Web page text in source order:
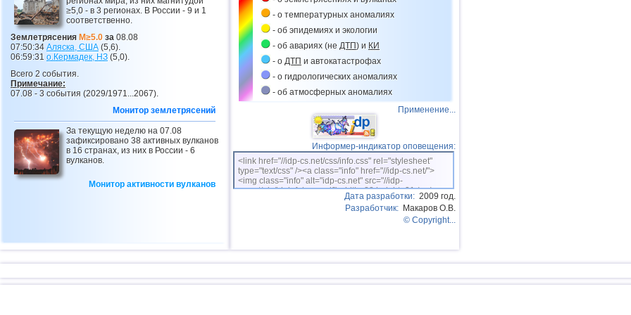
24 Непал
≥5,0 - в 3 регионах. В России - 9 и 1
соответственно.
Землетрясения M≥5.0 за 08.08
07:50:34 Аляска, США (5,6).
06:59:31 о.Кермадек, НЗ (5,0).
Всего 2 события.
Примечание:
07.08 - 3 события (2029/1971...2067).
Монитор землетрясений
За текущую неделю на 07.08
зафиксировано 38 активных вулканов
в 16 странах, из них в России - 6
вулканов.
Монитор активности вулканов
- о температурных аномалиях
- об эпидемиях и экологии
- об авариях (не ДТП) и КИ
- о ДТП и автокатастрофах
- о гидрологических аномалиях
- об атмосферных аномалиях
Применение...
Информер-индикатор оповещения:
<link href="//idp-cs.net/css/info.css" rel="stylesheet"
type="text/css" /><a class="info" href="//idp-cs.net/">
<img class="info" alt="idp-cs.net" src="//idp-
cs.net/pix/idpinfok_sm.gif" width=88 height=31 /></a>
Дата разработки: 2009 год.
Разработчик: Макаров О.В.
© Copyright...